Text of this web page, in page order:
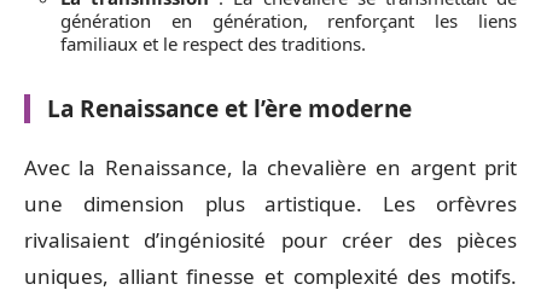
génération en génération, renforçant les liens
familiaux et le respect des traditions.
La Renaissance et l’ère moderne
Avec la Renaissance, la chevalière en argent prit
une dimension plus artistique. Les orfèvres
rivalisaient d’ingéniosité pour créer des pièces
uniques, alliant finesse et complexité des motifs.